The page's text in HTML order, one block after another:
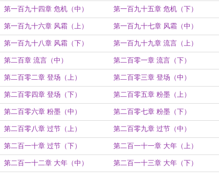
第一百九十四章 危机（中） 第一百九十五章 危机（下）
第一百九十六章 风霜（上） 第一百九十七章 风霜（中）
第一百九十八章 风霜（下） 第一百九十九章 流言（上）
第二百章 流言（中） 第二百零一章 流言（下）
第二百零二章 登场（上） 第二百零三章 登场（中）
第二百零四章 登场（下） 第二百零五章 粉墨（上）
第二百零六章 粉墨（中） 第二百零七章 粉墨（下）
第二百零八章 过节（上） 第二百零九章 过节（中）
第二百一十章 过节（下） 第二百一十一章 大年（上）
第二百一十二章 大年（中） 第二百一十三章 大年（下）